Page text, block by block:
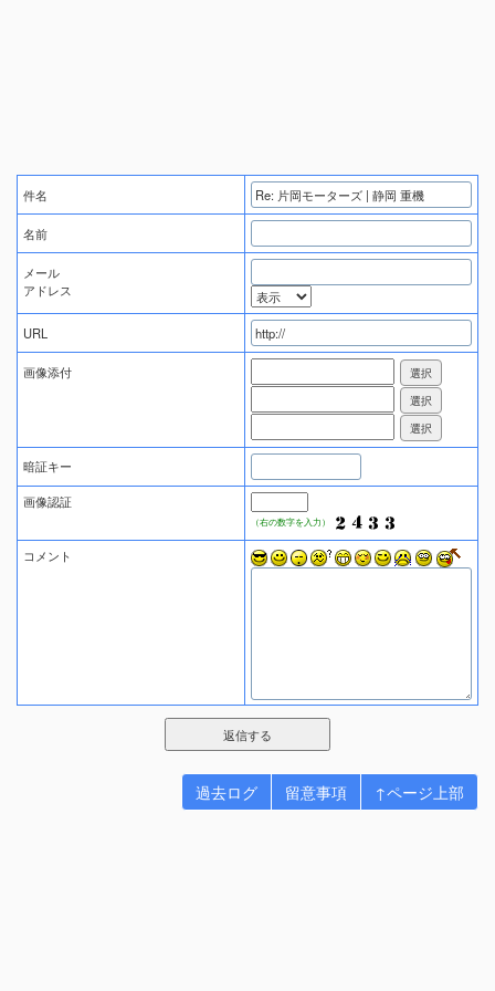
件名
名前
メール
アドレス
URL
画像添付
暗証キー
画像認証
（右の数字を入力）
コメント
過去ログ 留意事項 ↑ページ上部